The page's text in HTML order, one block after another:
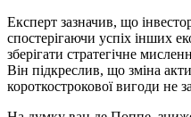
Експерт зазначив, що
спостерігаючи успіх інших
зберігати стратегічне
Він підкреслив, що зміна
короткострокової вигоди не